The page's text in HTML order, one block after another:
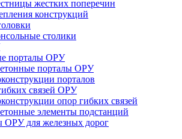
жестких поперечин
конструкций
столики
порталы ОРУ
порталы ОРУ
порталов
связей ОРУ
опор гибких связей
элементы подстанций
ОРУ для железных дорог